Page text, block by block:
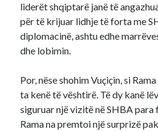
liderët shqiptarë janë të
për të krijuar lidhje të forta me
diplomacinë, ashtu edhe
dhe lobimin.
Por, nëse shohim Vuçiçin, si
ta kenë të vështirë. Të dy kanë
siguruar një vizitë në SHBA para
Rama na premtoi një surprizë